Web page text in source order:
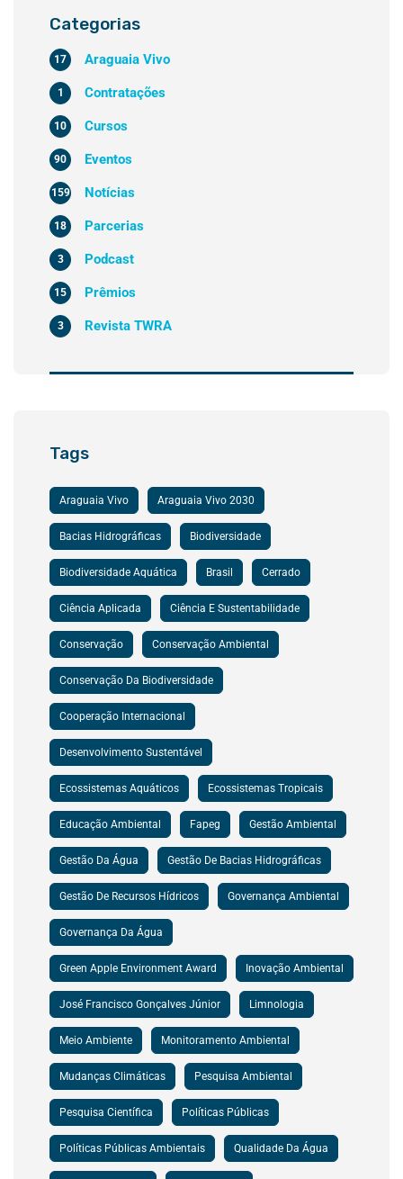
Categorias
Araguaia Vivo
17
Contratações
1
Cursos
10
Eventos
90
Notícias
159
Parcerias
18
Podcast
3
Prêmios
15
Revista TWRA
3
Tags
Araguaia Vivo Araguaia Vivo 2030
Bacias Hidrográficas Biodiversidade
Biodiversidade Aquática Brasil Cerrado
Ciência Aplicada Ciência E Sustentabilidade
Conservação Conservação Ambiental
Conservação Da Biodiversidade
Cooperação Internacional
Desenvolvimento Sustentável
Ecossistemas Aquáticos Ecossistemas Tropicais
Educação Ambiental Fapeg Gestão Ambiental
Gestão Da Água Gestão De Bacias Hidrográficas
Gestão De Recursos Hídricos Governança Ambiental
Governança Da Água
Green Apple Environment Award Inovação Ambiental
José Francisco Gonçalves Júnior Limnologia
Meio Ambiente Monitoramento Ambiental
Mudanças Climáticas Pesquisa Ambiental
Pesquisa Científica Políticas Públicas
Políticas Públicas Ambientais Qualidade Da Água